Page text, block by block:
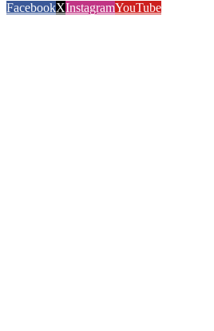
FacebookXInstagramYouTube